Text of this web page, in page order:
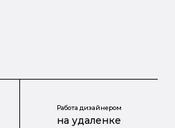
Работа дизайнером
на удаленке